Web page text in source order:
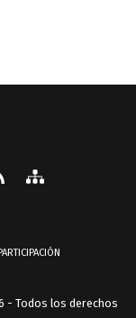
- Todos los derechos